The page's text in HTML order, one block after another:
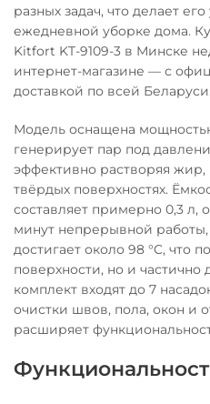
разных задач, что делает
ежедневной уборке дома.
Kitfort KT-9109-3 в Минске
интернет-магазине — с
доставкой по всей Беларуси.
Модель оснащена
генерирует пар под
эффективно растворяя жир,
твёрдых поверхностях.
составляет примерно 0,3 л,
минут непрерывной работы,
достигает около 98 °C, что
поверхности, но и
комплект входят до 7
очистки швов, пола, окон и
расширяет